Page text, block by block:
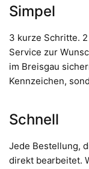
Simpel
3 kurze Schritte.
Service zur
im Breisgau
Kennzeichen,
Schnell
Jede Bestellung,
direkt bearbeitet.